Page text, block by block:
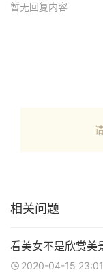
暂无回复内容
相关问题
看美女不是欣赏美
2020-04-15 23:01